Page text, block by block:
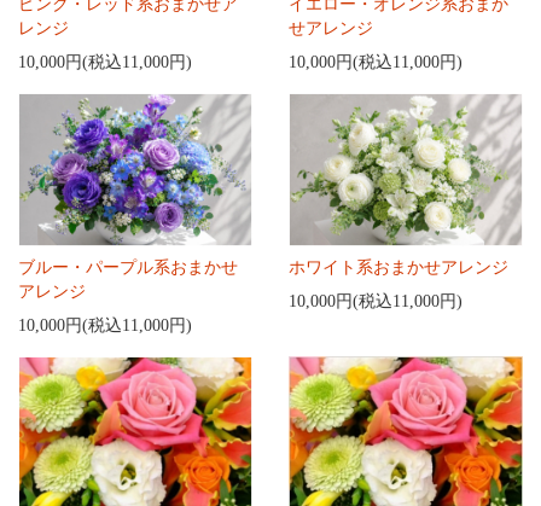
ピンク・レッド系おまかせア
レンジ
10,000円(税込11,000円)
イエロー・オレンジ系おまか
せアレンジ
10,000円(税込11,000円)
ブルー・パープル系おまかせ
アレンジ
10,000円(税込11,000円)
ホワイト系おまかせアレンジ
10,000円(税込11,000円)